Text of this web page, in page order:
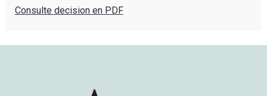
Consulte decision en PDF